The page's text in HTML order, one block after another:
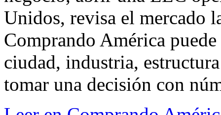
Unidos, revisa el mercado
Comprando América
ciudad, industria,
tomar una decisión con